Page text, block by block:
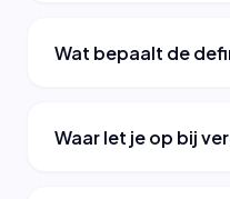
Wat bepaalt de
Waar let je op bij